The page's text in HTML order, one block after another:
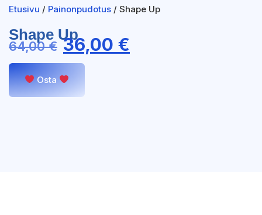
Etusivu / Painonpudotus / Shape Up
Shape Up
64,00€ 36,00 €
Osta